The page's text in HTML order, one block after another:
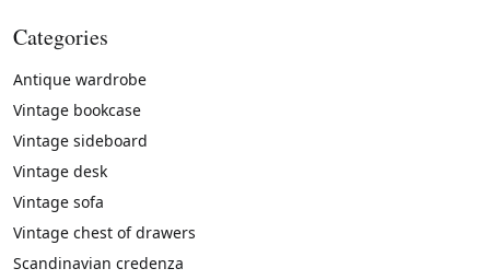
Categories
Antique wardrobe
Vintage bookcase
Vintage sideboard
Vintage desk
Vintage sofa
Vintage chest of drawers
Scandinavian credenza